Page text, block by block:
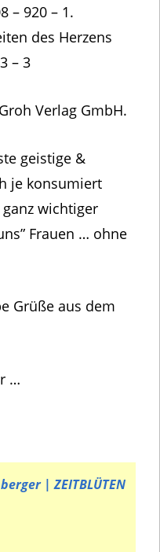
– 920 – 1.
des Herzens
– 3
Verlag GmbH.
geistige &
je konsumiert
wichtiger
Frauen … ohne
Grüße aus dem
…
| ZEITBLÜTEN